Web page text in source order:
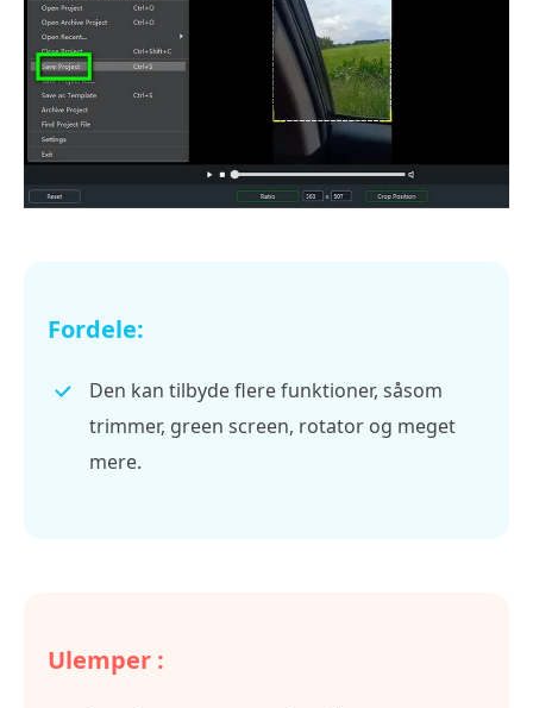
Fordele:
Den kan tilbyde flere funktioner, såsom
trimmer, green screen, rotator og meget
mere.
Ulemper :